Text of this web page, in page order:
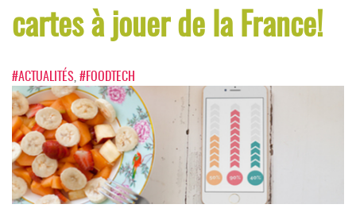
cartes à jouer de la France!
#ACTUALITÉS #FOODTECH